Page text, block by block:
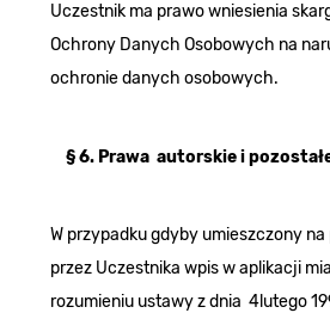
Uczestnik ma prawo wniesienia
Ochrony Danych Osobowych na
ochronie danych osobowych.
§ 6. Prawa autorskie i
W przypadku gdyby umieszczony
przez Uczestnika wpis w aplikacji
rozumieniu ustawy z dnia 4lutego